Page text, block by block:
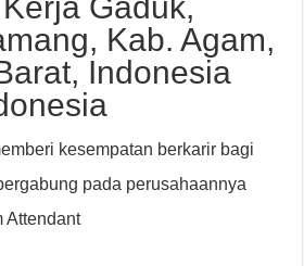
Kab. Agam,
Indonesia
kesempatan berkarir bagi
pada perusahaannya
Attendant